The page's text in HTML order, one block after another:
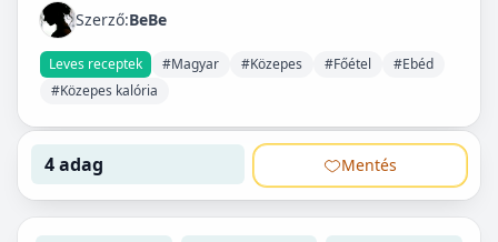
Szerző:BeBe
Leves receptek #Magyar #Közepes #Főétel
#Ebéd
#Közepes kalória
4 adag Mentés